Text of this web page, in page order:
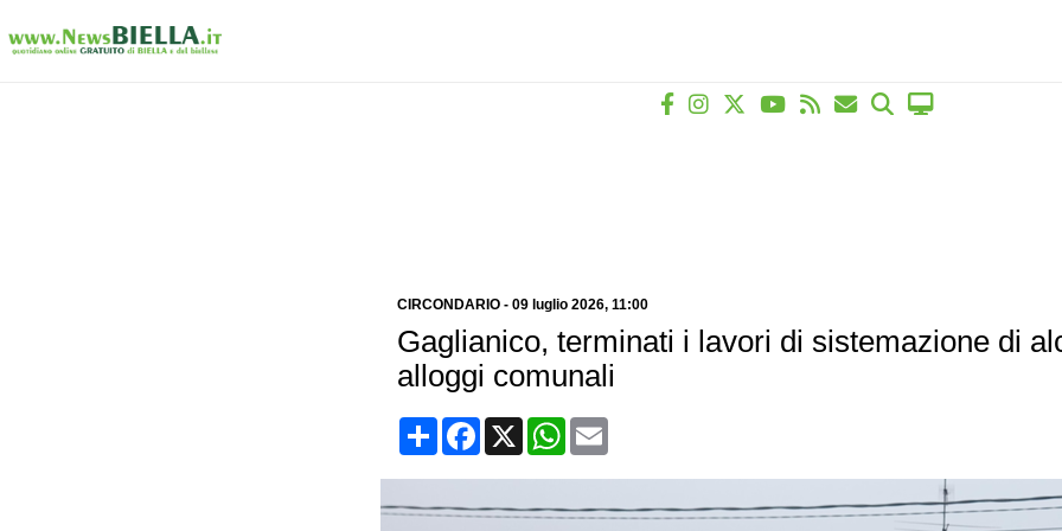
CIRCONDARIO- 09 luglio 2026, 11:00
Gaglianico, terminati i lavori di sistemazione di
alloggi comunali
CondividiFacebook
X WhatsApp
Email